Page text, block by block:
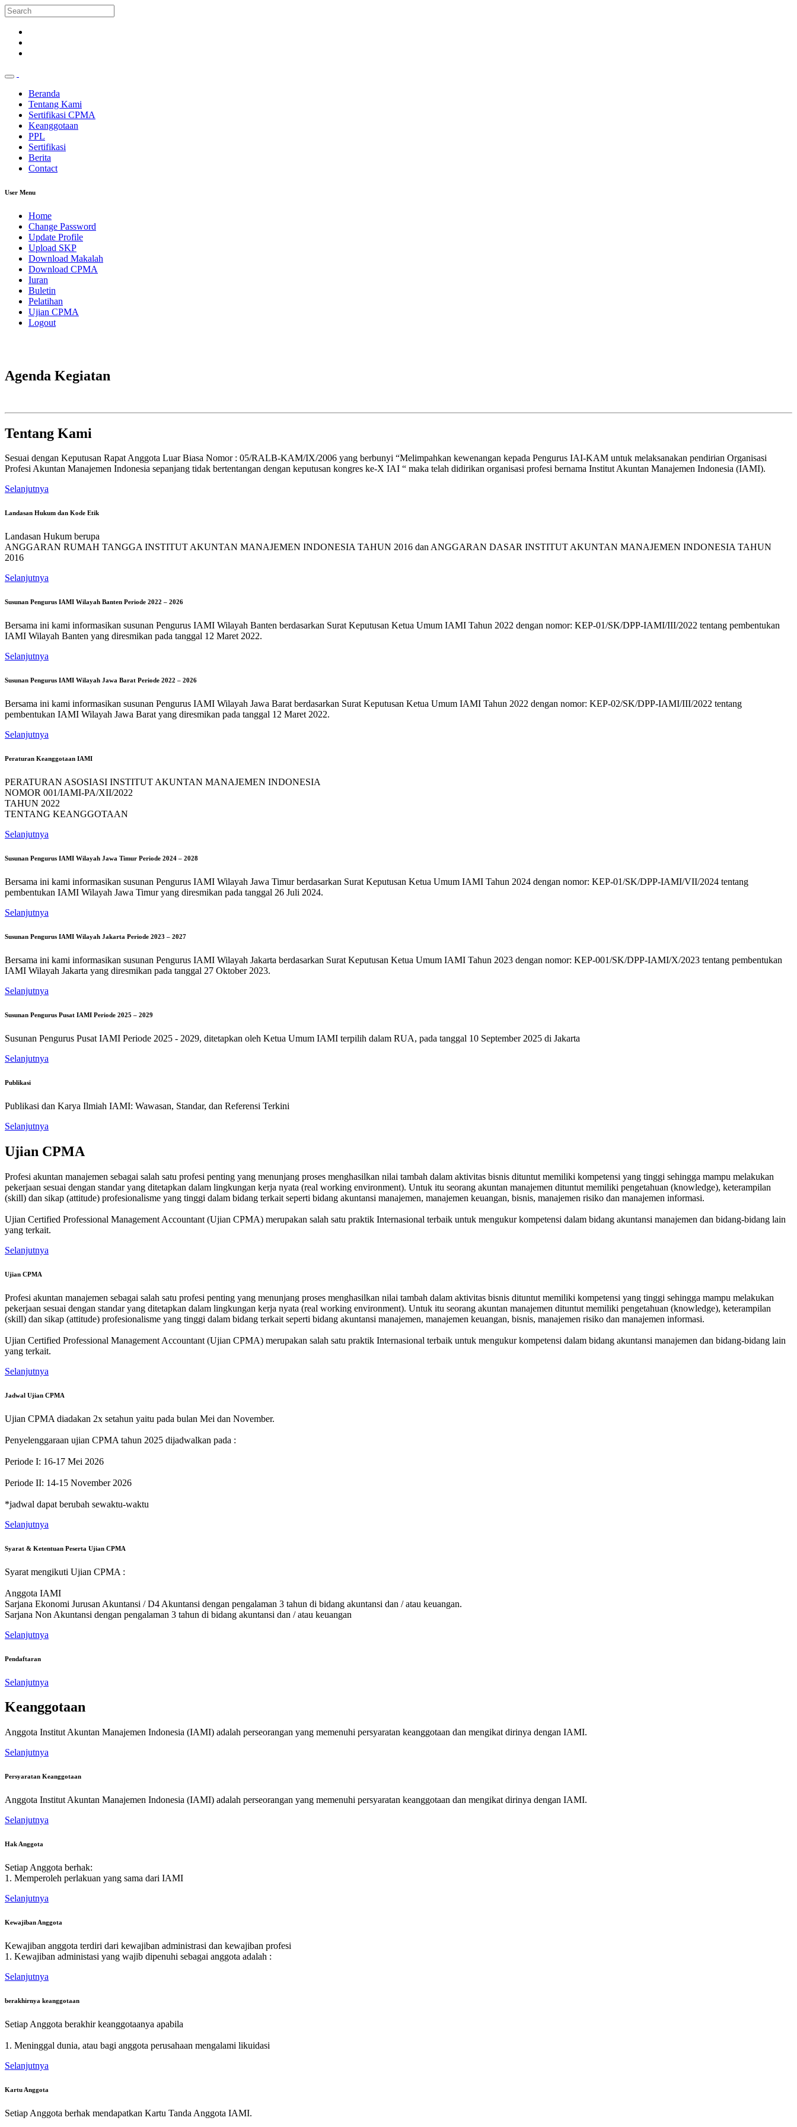
Beranda
Tentang Kami
Sertifikasi CPMA
Keanggotaan
PPL
Sertifikasi
Berita
Contact
User Menu
Home
Change Password
Update Profile
Upload SKP
Download Makalah
Download CPMA
Iuran
Buletin
Pelatihan
Ujian CPMA
Logout
Agenda Kegiatan
Tentang Kami
Sesuai dengan Keputusan Rapat Anggota Luar Biasa Nomor : 05/RALB-KAM/IX/2006 yang berbunyi “Melimpahkan kewenangan kepada Pengurus IAI-KAM untuk melaksanakan pendirian Organisasi
Profesi Akuntan Manajemen Indonesia sepanjang tidak bertentangan dengan keputusan kongres ke-X IAI “ maka telah didirikan organisasi profesi bernama Institut Akuntan Manajemen Indonesia (IAMI).
Selanjutnya
Landasan Hukum dan Kode Etik
Landasan Hukum berupa
ANGGARAN RUMAH TANGGA INSTITUT AKUNTAN MANAJEMEN INDONESIA TAHUN 2016 dan ANGGARAN DASAR INSTITUT AKUNTAN MANAJEMEN INDONESIA TAHUN
2016
Selanjutnya
Susunan Pengurus IAMI Wilayah Banten Periode 2022 – 2026
Bersama ini kami informasikan susunan Pengurus IAMI Wilayah Banten berdasarkan Surat Keputusan Ketua Umum IAMI Tahun 2022 dengan nomor: KEP-01/SK/DPP-IAMI/III/2022 tentang pembentukan
IAMI Wilayah Banten yang diresmikan pada tanggal 12 Maret 2022.
Selanjutnya
Susunan Pengurus IAMI Wilayah Jawa Barat Periode 2022 – 2026
Bersama ini kami informasikan susunan Pengurus IAMI Wilayah Jawa Barat berdasarkan Surat Keputusan Ketua Umum IAMI Tahun 2022 dengan nomor: KEP-02/SK/DPP-IAMI/III/2022 tentang
pembentukan IAMI Wilayah Jawa Barat yang diresmikan pada tanggal 12 Maret 2022.
Selanjutnya
Peraturan Keanggotaan IAMI
PERATURAN ASOSIASI INSTITUT AKUNTAN MANAJEMEN INDONESIA
NOMOR 001/IAMI-PA/XII/2022
TAHUN 2022
TENTANG KEANGGOTAAN
Selanjutnya
Susunan Pengurus IAMI Wilayah Jawa Timur Periode 2024 – 2028
Bersama ini kami informasikan susunan Pengurus IAMI Wilayah Jawa Timur berdasarkan Surat Keputusan Ketua Umum IAMI Tahun 2024 dengan nomor: KEP-01/SK/DPP-IAMI/VII/2024 tentang
pembentukan IAMI Wilayah Jawa Timur yang diresmikan pada tanggal 26 Juli 2024.
Selanjutnya
Susunan Pengurus IAMI Wilayah Jakarta Periode 2023 – 2027
Bersama ini kami informasikan susunan Pengurus IAMI Wilayah Jakarta berdasarkan Surat Keputusan Ketua Umum IAMI Tahun 2023 dengan nomor: KEP-001/SK/DPP-IAMI/X/2023 tentang pembentukan
IAMI Wilayah Jakarta yang diresmikan pada tanggal 27 Oktober 2023.
Selanjutnya
Susunan Pengurus Pusat IAMI Periode 2025 – 2029
Susunan Pengurus Pusat IAMI Periode 2025 - 2029, ditetapkan oleh Ketua Umum IAMI terpilih dalam RUA, pada tanggal 10 September 2025 di Jakarta
Selanjutnya
Publikasi
Publikasi dan Karya Ilmiah IAMI: Wawasan, Standar, dan Referensi Terkini
Selanjutnya
Ujian CPMA
Profesi akuntan manajemen sebagai salah satu profesi penting yang menunjang proses menghasilkan nilai tambah dalam aktivitas bisnis dituntut memiliki kompetensi yang tinggi sehingga mampu melakukan
pekerjaan sesuai dengan standar yang ditetapkan dalam lingkungan kerja nyata (real working environment). Untuk itu seorang akuntan manajemen dituntut memiliki pengetahuan (knowledge), keterampilan
(skill) dan sikap (attitude) profesionalisme yang tinggi dalam bidang terkait seperti bidang akuntansi manajemen, manajemen keuangan, bisnis, manajemen risiko dan manajemen informasi.
Ujian Certified Professional Management Accountant (Ujian CPMA) merupakan salah satu praktik Internasional terbaik untuk mengukur kompetensi dalam bidang akuntansi manajemen dan bidang-bidang lain
yang terkait.
Selanjutnya
Ujian CPMA
Profesi akuntan manajemen sebagai salah satu profesi penting yang menunjang proses menghasilkan nilai tambah dalam aktivitas bisnis dituntut memiliki kompetensi yang tinggi sehingga mampu melakukan
pekerjaan sesuai dengan standar yang ditetapkan dalam lingkungan kerja nyata (real working environment). Untuk itu seorang akuntan manajemen dituntut memiliki pengetahuan (knowledge), keterampilan
(skill) dan sikap (attitude) profesionalisme yang tinggi dalam bidang terkait seperti bidang akuntansi manajemen, manajemen keuangan, bisnis, manajemen risiko dan manajemen informasi.
Ujian Certified Professional Management Accountant (Ujian CPMA) merupakan salah satu praktik Internasional terbaik untuk mengukur kompetensi dalam bidang akuntansi manajemen dan bidang-bidang lain
yang terkait.
Selanjutnya
Jadwal Ujian CPMA
Ujian CPMA diadakan 2x setahun yaitu pada bulan Mei dan November.
Penyelenggaraan ujian CPMA tahun 2025 dijadwalkan pada :
Periode I: 16-17 Mei 2026
Periode II: 14-15 November 2026
*jadwal dapat berubah sewaktu-waktu
Selanjutnya
Syarat & Ketentuan Peserta Ujian CPMA
Syarat mengikuti Ujian CPMA :
Anggota IAMI
Sarjana Ekonomi Jurusan Akuntansi / D4 Akuntansi dengan pengalaman 3 tahun di bidang akuntansi dan / atau keuangan.
Sarjana Non Akuntansi dengan pengalaman 3 tahun di bidang akuntansi dan / atau keuangan
Selanjutnya
Pendaftaran
Selanjutnya
Keanggotaan
Anggota Institut Akuntan Manajemen Indonesia (IAMI) adalah perseorangan yang memenuhi persyaratan keanggotaan dan mengikat dirinya dengan IAMI.
Selanjutnya
Persyaratan Keanggotaan
Anggota Institut Akuntan Manajemen Indonesia (IAMI) adalah perseorangan yang memenuhi persyaratan keanggotaan dan mengikat dirinya dengan IAMI.
Selanjutnya
Hak Anggota
Setiap Anggota berhak:
1. Memperoleh perlakuan yang sama dari IAMI
Selanjutnya
Kewajiban Anggota
Kewajiban anggota terdiri dari kewajiban administrasi dan kewajiban profesi
1. Kewajiban administasi yang wajib dipenuhi sebagai anggota adalah :
Selanjutnya
berakhirnya keanggotaan
Setiap Anggota berakhir keanggotaanya apabila
1. Meninggal dunia, atau bagi anggota perusahaan mengalami likuidasi
Selanjutnya
Kartu Anggota
Setiap Anggota berhak mendapatkan Kartu Tanda Anggota IAMI.